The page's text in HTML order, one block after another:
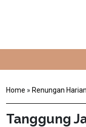
Home » Renungan Harian
Tanggung